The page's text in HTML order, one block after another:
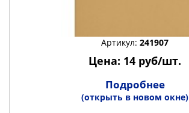
Артикул: 241907
Цена: 14 руб/шт.
Подробнее
(открыть в новом окне)